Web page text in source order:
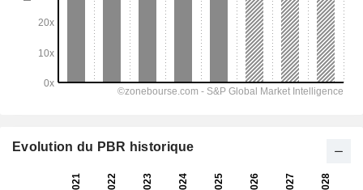
Evolution du PBR historique